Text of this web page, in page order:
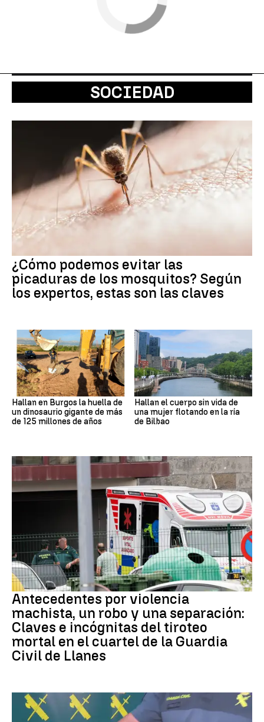
SOCIEDAD
¿Cómo podemos evitar las
picaduras de los mosquitos? Según
los expertos, estas son las claves
Hallan en Burgos la huella de
un dinosaurio gigante de más
de 125 millones de años
Hallan el cuerpo sin vida de
una mujer flotando en la ría
de Bilbao
ASTURIAS
Antecedentes por violencia
machista, un robo y una separación:
Claves e incógnitas del tiroteo
mortal en el cuartel de la Guardia
Civil de Llanes